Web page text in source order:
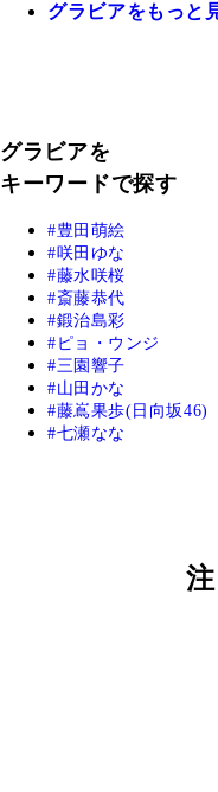
グラビアをもっと
グラビアを
キーワードで探す
豊田萌絵
咲田ゆな
藤水咲桜
斎藤恭代
鍛治島彩
ピョ・ウンジ
三園響子
山田かな
藤嶌果歩(日向坂46)
七瀬なな